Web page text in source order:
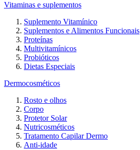
Vitaminas e suplementos
Suplemento Vitamínico
Suplementos e Alimentos Funcionais
Proteínas
Multivitamínicos
Probióticos
Dietas Especiais
Dermocosméticos
Rosto e olhos
Corpo
Protetor Solar
Nutricosméticos
Tratamento Capilar Dermo
Anti-idade